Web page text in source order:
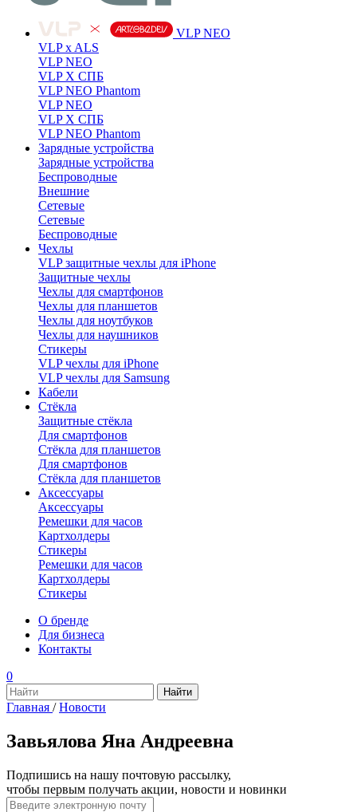
VLP NEO
VLP x ALS
VLP NEO
VLP X СПБ
VLP NEO Phantom
VLP NEO
VLP X СПБ
VLP NEO Phantom
Зарядные устройства
Зарядные устройства
Беспроводные
Внешние
Сетевые
Сетевые
Беспроводные
Чехлы
VLP защитные чехлы для iPhone
Защитные чехлы
Чехлы для смартфонов
Чехлы для планшетов
Чехлы для ноутбуков
Чехлы для наушников
Стикеры
VLP чехлы для iPhone
VLP чехлы для Samsung
Кабели
Стёкла
Защитные стёкла
Для смартфонов
Стёкла для планшетов
Для смартфонов
Стёкла для планшетов
Аксессуары
Аксессуары
Ремешки для часов
Картхолдеры
Стикеры
Ремешки для часов
Картхолдеры
Стикеры
О бренде
Для бизнеса
Контакты
0
Главная / Новости
Завьялова Яна Андреевна
Подпишись на нашу почтовую рассылку,
чтобы первым получать акции, новости и новинки